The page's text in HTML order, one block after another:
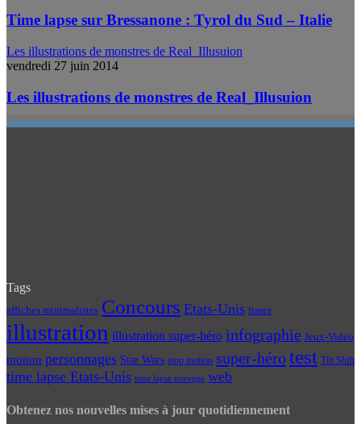
Time lapse sur Bressanone : Tyrol du Sud – Italie
Les illustrations de monstres de Real_Illusuion
vendredi 27 juin 2014
Les illustrations de monstres de Real_Illusuion
Tags
affiches minimalistes Concours Etats-Unis france
illustration illustration super-héro infographie Jeux-Vidéo
motion personnages Star Wars stop motion super-hérotest Tilt Shift
time lapse Etats-Unis time lapse norvege web
Obtenez nos nouvelles mises à jour quotidiennement